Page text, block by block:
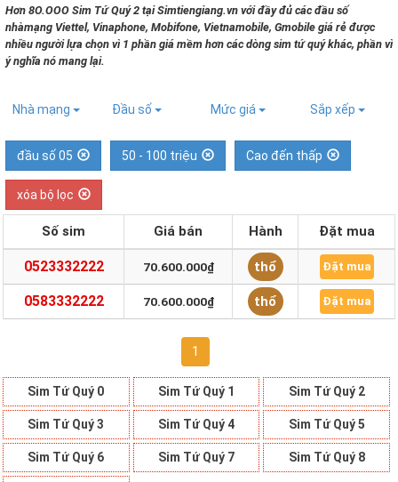
Hơn 8O.OOO Sim Tứ Quý 2 tại Simtiengiang.vn với đầy đủ các đầu số
nhàmạng Viettel, Vinaphone, Mobifone, Vietnamobile, Gmobile giá rẻ được
nhiều người lựa chọn vì 1 phần giá mềm hơn các dòng sim tứ quý khác, phần vì
ý nghĩa nó mang lại.
Nhà mạng Đầu số Mức giá Sắp xếp
đầu số 05 50 - 100 triệu Cao đến thấp
xóa bộ lọc
Số sim Giá bán Hành Đặt mua
0523332222 70.600.000₫ thổ Đặt mua
0583332222 70.600.000₫ thổ Đặt mua
1
Sim Tứ Quý 0 Sim Tứ Quý 1 Sim Tứ Quý 2
Sim Tứ Quý 3 Sim Tứ Quý 4 Sim Tứ Quý 5
Sim Tứ Quý 6 Sim Tứ Quý 7 Sim Tứ Quý 8